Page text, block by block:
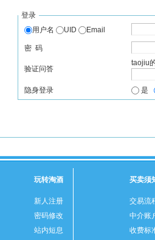
登录
用户名
UID Email
密 码
验证问答
taojiu
隐身登录 是
玩转淘酒
新人注册
密码修改
站内短息
买卖须
交易流
中介账
收费标